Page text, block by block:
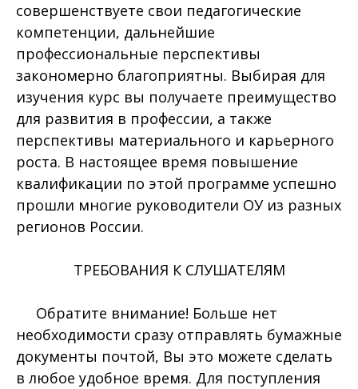
совершенствуете свои педагогические
компетенции, дальнейшие
профессиональные перспективы
закономерно благоприятны. Выбирая для
изучения курс вы получаете преимущество
для развития в профессии, а также
перспективы материального и карьерного
роста. В настоящее время повышение
квалификации по этой программе успешно
прошли многие руководители ОУ из разных
регионов России.
ТРЕБОВАНИЯ К СЛУШАТЕЛЯМ
Обратите внимание! Больше нет
необходимости сразу отправлять бумажные
документы почтой, Вы это можете сделать
в любое удобное время. Для поступления